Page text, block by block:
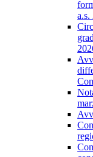
a.s.